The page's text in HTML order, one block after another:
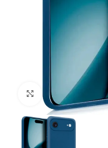
Click to enlarge